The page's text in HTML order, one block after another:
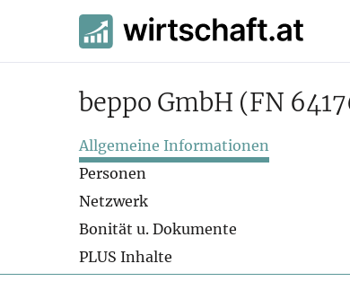
beppo GmbH (FN
Allgemeine Informationen
Personen
Netzwerk
Bonität u. Dokumente
PLUS Inhalte